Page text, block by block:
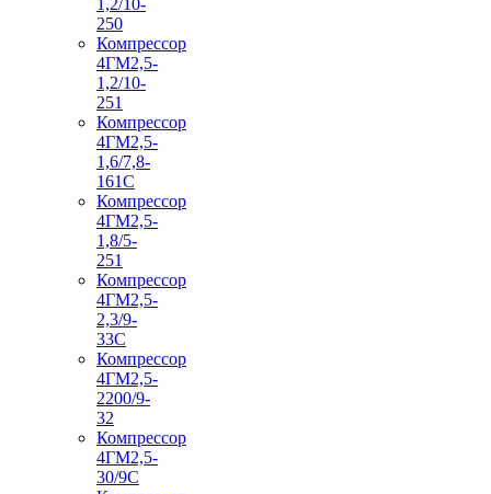
250
Компрессор
4ГМ2,5-
1,2/10-
251
Компрессор
4ГМ2,5-
1,6/7,8-
161С
Компрессор
4ГМ2,5-
1,8/5-
251
Компрессор
4ГМ2,5-
2,3/9-
33С
Компрессор
4ГМ2,5-
2200/9-
32
Компрессор
4ГМ2,5-
30/9С